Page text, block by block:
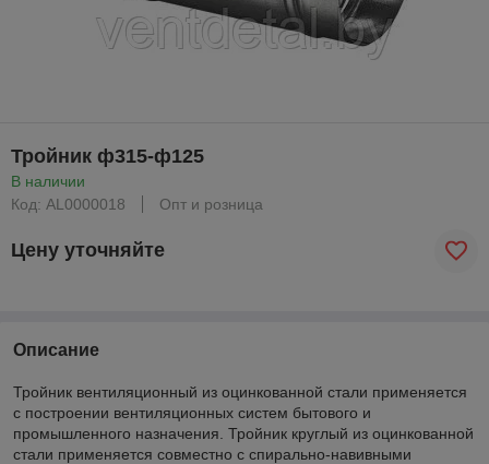
Тройник ф315-ф125
В наличии
Код: AL0000018
Опт и розница
Цену уточняйте
Описание
Тройник вентиляционный из оцинкованной стали применяется
с построении вентиляционных систем бытового и
промышленного назначения. Тройник круглый из оцинкованной
стали применяется совместно с спирально-навивными